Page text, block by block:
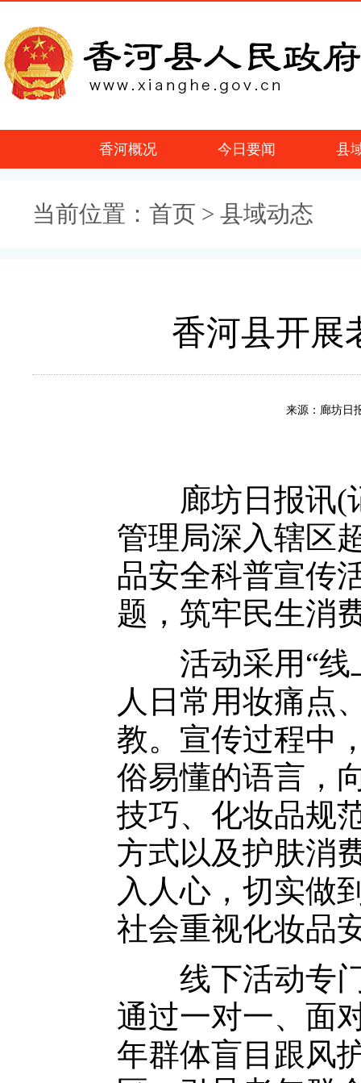
香河概况 今日要闻 县
当前位置： 首页 > 县域动态
香河县开展
来源：廊坊日
廊坊日报讯(记
管理局深入辖区
品安全科普宣传
题，筑牢民生消
活动采用“线
人日常用妆痛点
教。宣传过程中
俗易懂的语言，
技巧、化妆品规
方式以及护肤消
入人心，切实做
社会重视化妆品
线下活动专门
通过一对一、面
年群体盲目跟风